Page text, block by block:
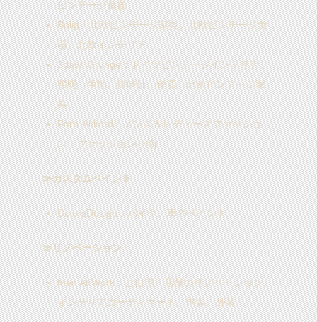
ビンテージ食器
Bolig：北欧ビンテージ家具、北欧ビンテージ食
器、北欧インテリア
3days Grunge：ドイツビンテージインテリア、
照明、生地、掛時計、食器、北欧ビンテージ家
具
Farb-Akkord：メンズ＆レディースファッショ
ン、ファッション小物
≫カスタムペイント
ColorsDesign：バイク、車のペイント
≫リノベーション
Men At Work：ご自宅・店舗のリノベーション、
インテリアコーディネート、内装、外装